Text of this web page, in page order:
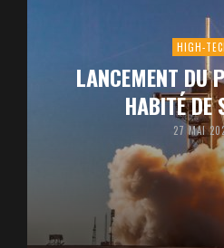
HIGH-
LANCEMENT DU
HABITÉ DE
27 MAI